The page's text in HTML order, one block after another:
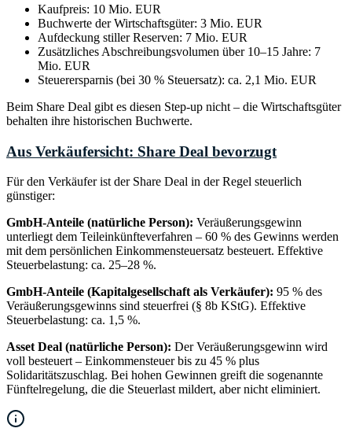
Kaufpreis: 10 Mio. EUR
Buchwerte der Wirtschaftsgüter: 3 Mio. EUR
Aufdeckung stiller Reserven: 7 Mio. EUR
Zusätzliches Abschreibungsvolumen über 10–15 Jahre: 7
Mio. EUR
Steuerersparnis (bei 30 % Steuersatz): ca. 2,1 Mio. EUR
Beim Share Deal gibt es diesen Step-up nicht – die Wirtschaftsgüter
behalten ihre historischen Buchwerte.
Aus Verkäufersicht: Share Deal bevorzugt
Für den Verkäufer ist der Share Deal in der Regel steuerlich
günstiger:
GmbH-Anteile (natürliche Person): Veräußerungsgewinn
unterliegt dem Teileinkünfteverfahren – 60 % des Gewinns werden
mit dem persönlichen Einkommensteuersatz besteuert. Effektive
Steuerbelastung: ca. 25–28 %.
GmbH-Anteile (Kapitalgesellschaft als Verkäufer): 95 % des
Veräußerungsgewinns sind steuerfrei (§ 8b KStG). Effektive
Steuerbelastung: ca. 1,5 %.
Asset Deal (natürliche Person): Der Veräußerungsgewinn wird
voll besteuert – Einkommensteuer bis zu 45 % plus
Solidaritätszuschlag. Bei hohen Gewinnen greift die sogenannte
Fünftelregelung, die die Steuerlast mildert, aber nicht eliminiert.